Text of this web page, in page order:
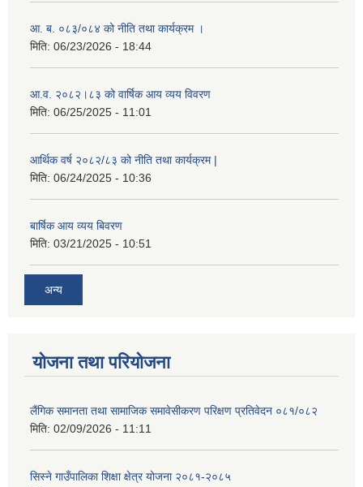
आ. ब. ०८३/०८४ को नीति तथा कार्यक्रम ।
मिति: 06/23/2026 - 18:44
आ.व. २०८२।८३ को वार्षिक आय व्यय विवरण
मिति: 06/25/2025 - 11:01
आर्थिक वर्ष २०८२/८३ को नीति तथा कार्यक्रम |
मिति: 06/24/2025 - 10:36
बार्षिक आय व्यय बिवरण
मिति: 03/21/2025 - 10:51
अन्य
योजना तथा परियोजना
लैंगिक समानता तथा सामाजिक समावेसीकरण परिक्षण प्रतिवेदन ०८१/०८२
मिति: 02/09/2026 - 11:11
सिस्ने गाउँपालिका शिक्षा क्षेत्र योजना २०८१-२०८५